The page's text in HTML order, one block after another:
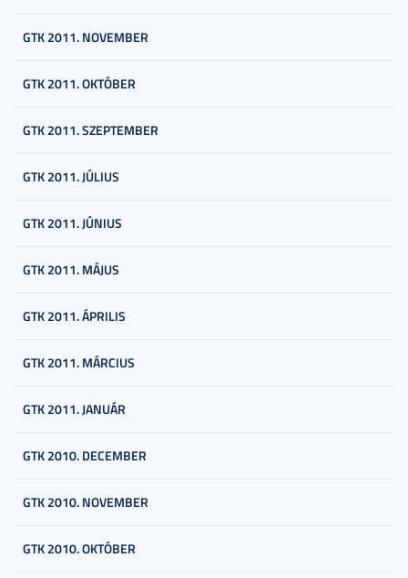
GTK 2011. NOVEMBER
GTK 2011. OKTÓBER
GTK 2011. SZEPTEMBER
GTK 2011. JÚLIUS
GTK 2011. JÚNIUS
GTK 2011. MÁJUS
GTK 2011. ÁPRILIS
GTK 2011. MÁRCIUS
GTK 2011. JANUÁR
GTK 2010. DECEMBER
GTK 2010. NOVEMBER
GTK 2010. OKTÓBER